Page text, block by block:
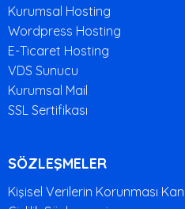
Kurumsal Hosting
Wordpress Hosting
E-Ticaret Hosting
VDS Sunucu
Kurumsal Mail
SSL Sertifikası
SÖZLEŞMELER
Kişisel Verilerin Korunması